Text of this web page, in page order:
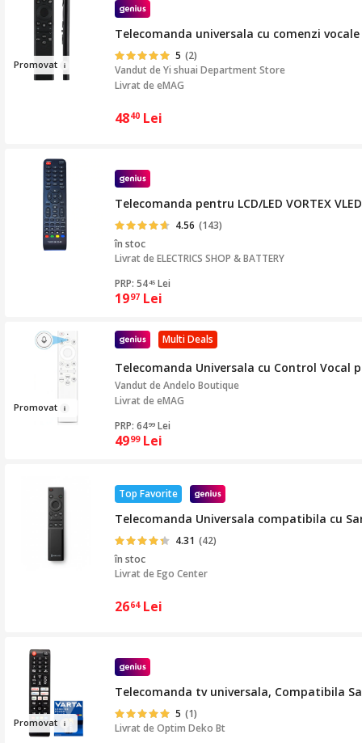
Promovat
Telecomanda universala cu comenzi vocale
5 (2)
Vandut deYi shuai Department Store
Livrat de eMAG
4840 Lei
Telecomanda pentru LCD/LED VORTEX
4.56 (143)
în stoc
Livrat deELECTRICS SHOP & BATTERY
PRP: 5445 Lei
1997 Lei
Promovat
Multi Deals
Telecomanda Universala cu Control Vocal
Vandut deAndelo Boutique
Livrat de eMAG
PRP: 6499 Lei
4999 Lei
Top Favorite
Telecomanda Universala compatibila cu
4.31 (42)
în stoc
Livrat deEgo Center
2664 Lei
Promovat
Telecomanda tv universala, Compatibila
5 (1)
Livrat deOptim Deko Bt